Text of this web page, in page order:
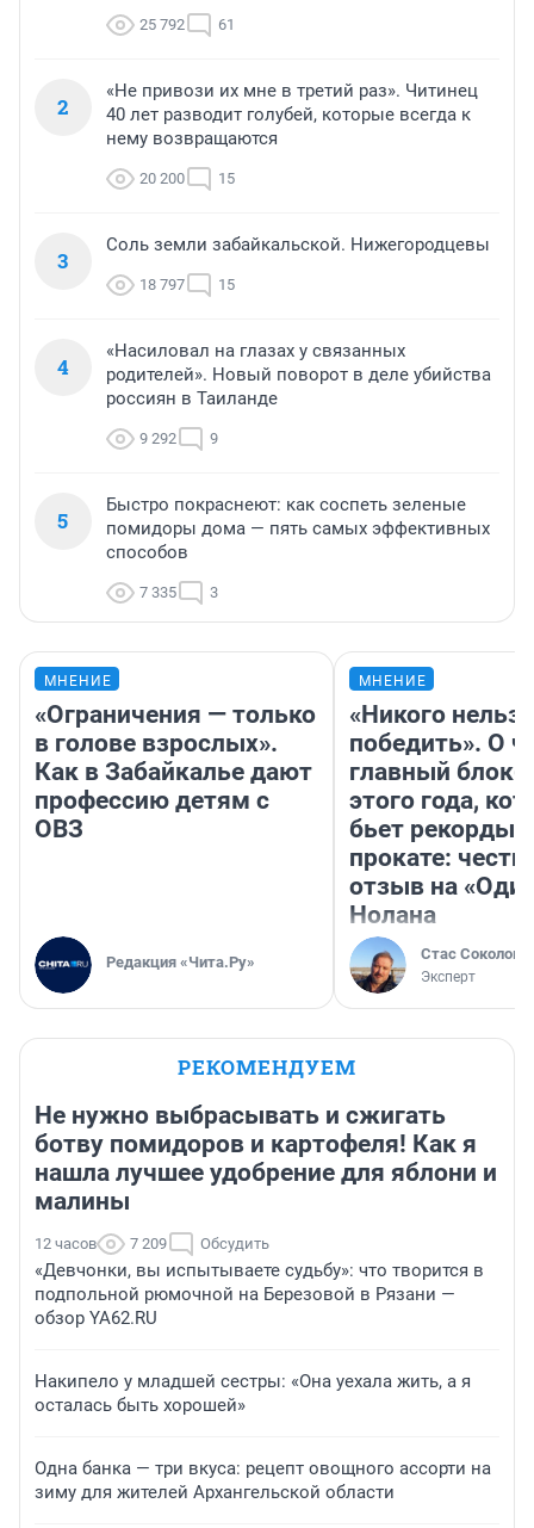
25 792 61
2
«Не привози их мне в третий раз». Читинец
40 лет разводит голубей, которые всегда к
нему возвращаются
20 200 15
3
Соль земли забайкальской. Нижегородцевы
18 797 15
4
«Насиловал на глазах у связанных
родителей». Новый поворот в деле убийства
россиян в Таиланде
9 292 9
5
Быстро покраснеют: как соспеть зеленые
помидоры дома — пять самых эффективных
способов
7 335 3
МНЕНИЕ
«Ограничения — только
в голове взрослых».
Как в Забайкалье дают
профессию детям с
ОВЗ
Редакция «Чита.Ру»
МНЕНИЕ
«Никого нельзя
победить». О
главный
этого года,
бьет рекорды в
прокате:
отзыв на
Нолана
Стас Соколов
Эксперт
РЕКОМЕНДУЕМ
Не нужно выбрасывать и сжигать
ботву помидоров и картофеля! Как я
нашла лучшее удобрение для яблони и
малины
12 часов 7 209 Обсудить
«Девчонки, вы испытываете судьбу»: что творится в
подпольной рюмочной на Березовой в Рязани —
обзор YA62.RU
Накипело у младшей сестры: «Она уехала жить, а я
осталась быть хорошей»
Одна банка — три вкуса: рецепт овощного ассорти на
зиму для жителей Архангельской области